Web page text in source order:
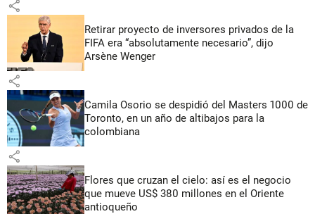
share
Retirar proyecto de inversores privados de la
FIFA era “absolutamente necesario”, dijo
Arsène Wenger
share
Camila Osorio se despidió del Masters 1000 de
Toronto, en un año de altibajos para la
colombiana
share
Flores que cruzan el cielo: así es el negocio
que mueve US$ 380 millones en el Oriente
antioqueño